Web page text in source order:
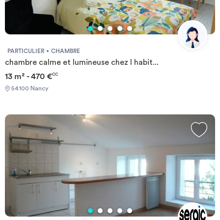
PARTICULIER CHAMBRE
chambre calme et lumineuse chez l habit...
13 m² - 470 €CC
54100 Nancy